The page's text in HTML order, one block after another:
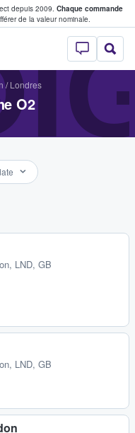
depuis 2009. Chaque commande
de la valeur nominale.
StubHub - Où
des billets
/ Londres
O2
LND, GB
LND, GB